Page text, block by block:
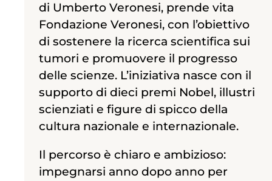
di Umberto Veronesi, prende vita
Fondazione Veronesi, con l’obiettivo
di sostenere la ricerca scientifica sui
tumori e promuovere il progresso
delle scienze. L’iniziativa nasce con il
supporto di dieci premi Nobel, illustri
scienziati e figure di spicco della
cultura nazionale e internazionale.
Il percorso è chiaro e ambizioso:
impegnarsi anno dopo anno per